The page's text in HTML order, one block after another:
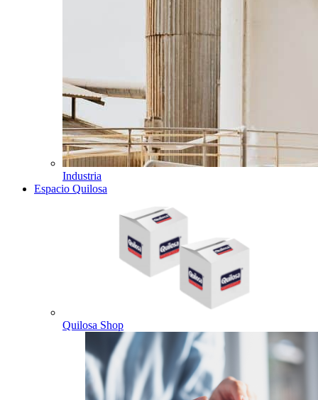
Industria
Espacio Quilosa
Quilosa Shop